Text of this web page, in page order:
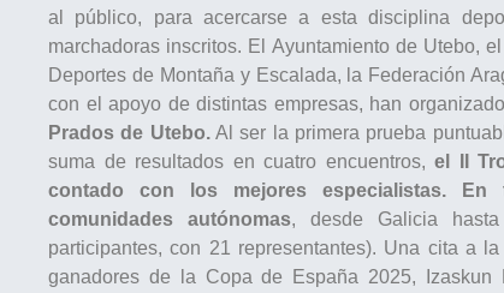
al público, para acercarse a esta disciplina
marchadoras inscritos. El Ayuntamiento de Utebo,
Deportes de Montaña y Escalada, la Federación
con el apoyo de distintas empresas, han
Prados de Utebo.Al ser la primera prueba
suma de resultados en cuatro encuentros,el II
contado con los mejores especialistas. En
comunidades autónomas, desde Galicia
participantes, con 21 representantes). Una cita a
ganadores de la Copa de España 2025,